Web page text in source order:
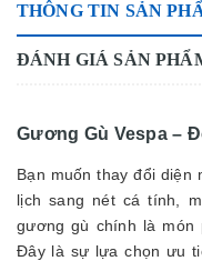
THÔNG TIN SẢN
ĐÁNH GIÁ SẢN
Gương Gù Vespa –
Bạn muốn thay đổi diện
lịch sang nét cá tính,
gương gù chính là món
Đây là sự lựa chọn ưu